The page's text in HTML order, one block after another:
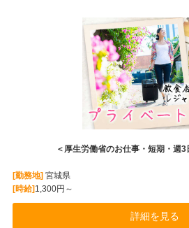
＜厚生労働省のお仕事・短期・週
[勤務地]宮城県
[時給]1,300円～
詳細を見る